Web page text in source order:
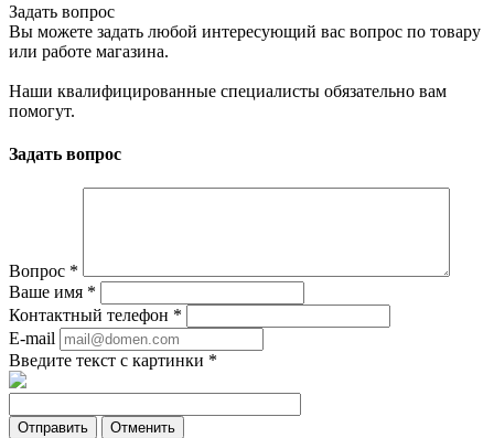
Задать вопрос
Вы можете задать любой интересующий вас вопрос по товару
или работе магазина.
Наши квалифицированные специалисты обязательно вам
помогут.
Задать вопрос
Вопрос *
Ваше имя *
Контактный телефон *
E-mail
Введите текст с картинки *
Отменить